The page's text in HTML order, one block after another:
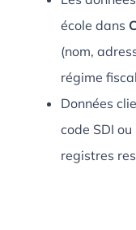
école dans
(nom,
régime
Données
code SDI
registres